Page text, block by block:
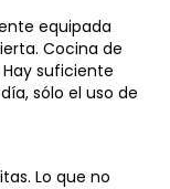
equipada
Cocina de
suficiente
sólo el uso de
Lo que no